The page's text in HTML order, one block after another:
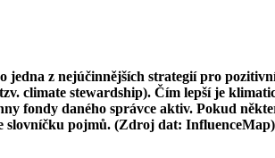
jedna z nejúčinnějších strategií pro
climate stewardship). Čím lepší je
fondy daného správce aktiv. Pokud
slovníčku pojmů. (Zdroj dat: InfluenceMap)